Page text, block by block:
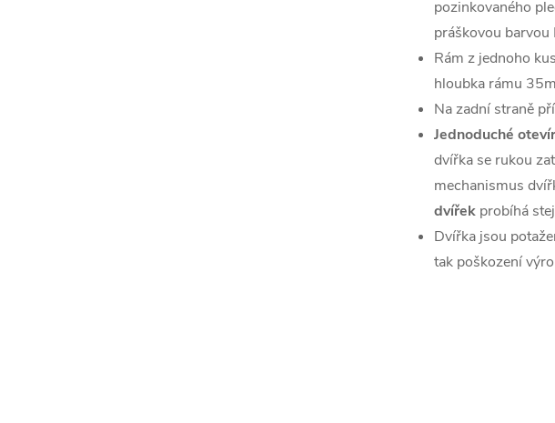
pozinkovaného
práškovou
Rám z jednoho
hloubka rámu
Na zadní straně
Jednoduché
dvířka se rukou
mechanismus
dvířek probíhá
Dvířka jsou
tak poškození